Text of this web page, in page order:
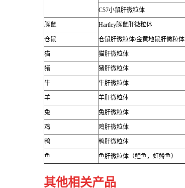
C57小鼠肝微粒体
豚鼠 Hartley豚鼠肝微粒体
仓鼠 仓鼠肝微粒体/金黄地鼠肝微粒体
猫 猫肝微粒体
猪 猪肝微粒体
牛 牛肝微粒体
羊 羊肝微粒体
兔 兔肝微粒体
鸡 鸡肝微粒体
鸭 鸭肝微粒体
鱼 鱼肝微粒体（鲤鱼，虹鳟鱼）
其他相关产品